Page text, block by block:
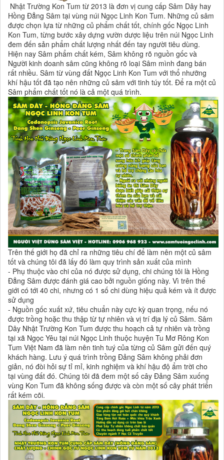
Nhật Trường Kon Tum từ 2013 là đơn vị cung cấp Sâm Dây hay
Hồng Đẳng Sâm tại vùng núi Ngọc Linh Kon Tum. Những củ sâm
được chọn lựa từ những củ phẩm chất tốt, chính gốc Ngọc Linh
Kon Tum, từng bước xây dựng vườn dược liệu trên núi Ngọc Linh
đem đến sản phẩm chất lượng nhất đến tay người tiêu dùng.
Hiện nay Sâm phẩm chất kém, Sâm không rõ nguồn gốc và
Người kinh doanh sâm cũng không rõ loại Sâm mình đang bán
rất nhiều. Sâm từ vùng đất Ngọc Linh Kon Tum với thổ nhưỡng
khí hậu tốt đã tạo nên những củ sâm với tinh túy tốt. Để ra một củ
Sâm phẩm chất tốt nó là cả một quá trình.
Trên thế giới họ đã chỉ ra những tiêu chí để làm nên một củ sâm
tốt và chúng tôi đã lấy đó làm quy trình sản xuất của mình
- Phụ thuộc vào chi của nó được sử dụng, chi chúng tôi là Hồng
Đẳng Sâm được đánh giá cao bởi nguồn giống này. Vì trên thế
giới có tới 40 chi, nhưng có 1 số chi dùng hiệu quả kém và ít được
sử dụng
- Nguồn gốc xuất xứ, tiêu chuẩn này cực kỳ quan trọng, nếu nó
được trồng hoặc thu thập từ tự nhiên và vị trí địa lý củ Sâm. Sâm
Dây Nhật Trường Kon Tum được thu hoạch cả tự nhiên và trồng
tại xã Ngọc Yêu tại núi Ngọc Linh thuộc huyện Tu Mơ Rông Kon
Tum Việt Nam đã làm nên tinh tuý của từng củ Sâm gửi đến quý
khách hàng. Lưu ý quá trình trồng Đảng Sâm không phải đơn
giản, nó đòi hỏi sự tỉ mỉ, kinh nghiệm và khí hậu độ ẩm trời cho
tại vùng đất đó. Chúng tôi đã đem một số cây Đảng Sâm xuống
vùng Kon Tum đã không sống được và còn một số cây phát triển
rất kém cõi.